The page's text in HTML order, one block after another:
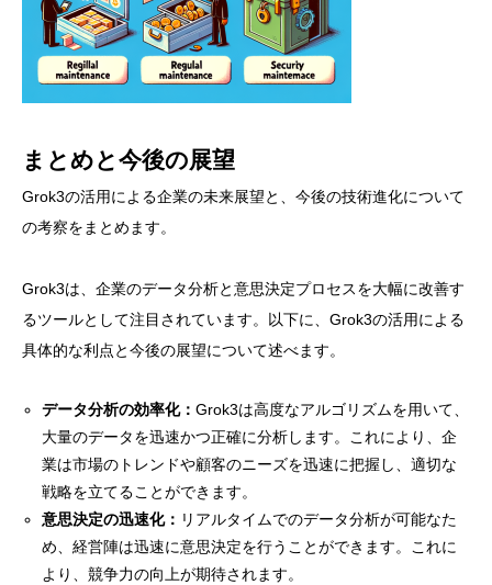
まとめと今後の展望
Grok3の活用による企業の未来展望と、今後の技術進化について
の考察をまとめます。
Grok3は、企業のデータ分析と意思決定プロセスを大幅に改善す
るツールとして注目されています。以下に、Grok3の活用による
具体的な利点と今後の展望について述べます。
データ分析の効率化：Grok3は高度なアルゴリズムを用いて、
大量のデータを迅速かつ正確に分析します。これにより、企
業は市場のトレンドや顧客のニーズを迅速に把握し、適切な
戦略を立てることができます。
意思決定の迅速化： リアルタイムでのデータ分析が可能なた
め、経営陣は迅速に意思決定を行うことができます。これに
より、競争力の向上が期待されます。